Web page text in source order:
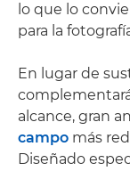
lo que lo
para la
En lugar de
alcance, gran
campo más
Diseñado